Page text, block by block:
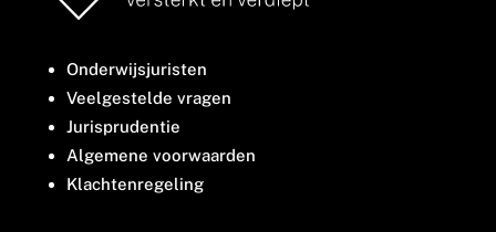
Onderwijsjuristen
Veelgestelde vragen
Jurisprudentie
Algemene voorwaarden
Klachtenregeling